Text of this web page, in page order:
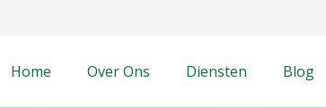
Home Over Ons Diensten Blog